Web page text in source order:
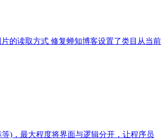
的读取方式 修复蝉知博客设置了类目从当前
)，最大程度将界面与逻辑分开，让程序员